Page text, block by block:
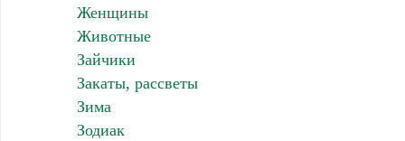
Женщины
Животные
Зайчики
Закаты, рассветы
Зима
Зодиак